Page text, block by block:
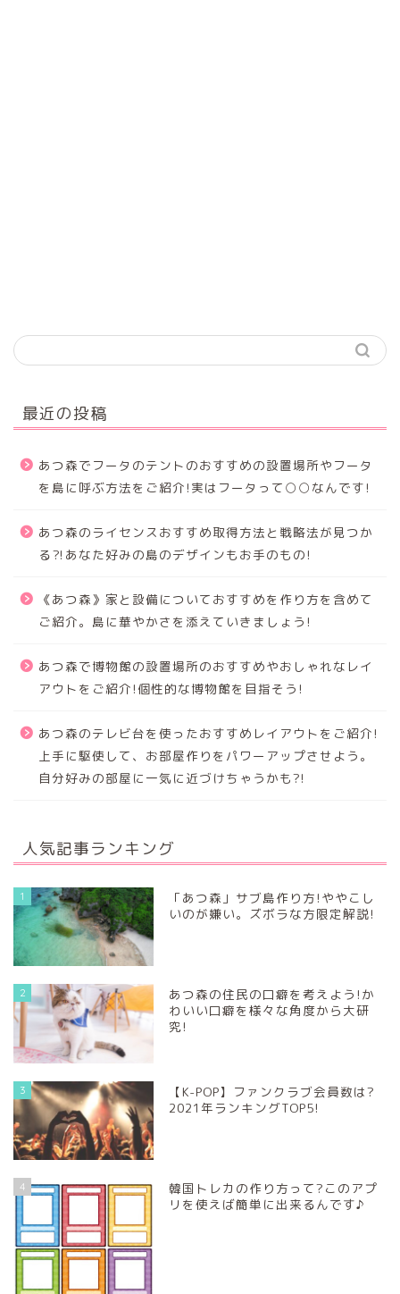
最近の投稿
あつ森でフータのテントのおすすめの設置場所やフータ
を島に呼ぶ方法をご紹介!実はフータって○○なんです!
あつ森のライセンスおすすめ取得方法と戦略法が見つか
る⁈あなた好みの島のデザインもお手のもの!
《あつ森》家と設備についておすすめを作り方を含めて
ご紹介。島に華やかさを添えていきましょう!
あつ森で博物館の設置場所のおすすめやおしゃれなレイ
アウトをご紹介!個性的な博物館を目指そう!
あつ森のテレビ台を使ったおすすめレイアウトをご紹介!
上手に駆使して、お部屋作りをパワーアップさせよう。
自分好みの部屋に一気に近づけちゃうかも?!
人気記事ランキング
1
「あつ森」サブ島作り方!ややこし
いのが嫌い。ズボラな方限定解説!
2
あつ森の住民の口癖を考えよう!か
わいい口癖を様々な角度から大研
究!
3
【K-POP】ファンクラブ会員数は?
2021年ランキングTOP5!
4
韓国トレカの作り方って?このアプ
リを使えば簡単に出来るんです♪